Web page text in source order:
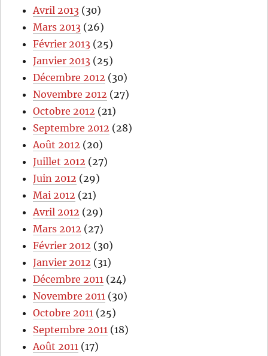
Avril 2013 (30)
Mars 2013 (26)
Février 2013 (25)
Janvier 2013 (25)
Décembre 2012 (30)
Novembre 2012 (27)
Octobre 2012 (21)
Septembre 2012 (28)
Août 2012 (20)
Juillet 2012 (27)
Juin 2012 (29)
Mai 2012 (21)
Avril 2012 (29)
Mars 2012 (27)
Février 2012 (30)
Janvier 2012 (31)
Décembre 2011 (24)
Novembre 2011 (30)
Octobre 2011 (25)
Septembre 2011 (18)
Août 2011 (17)